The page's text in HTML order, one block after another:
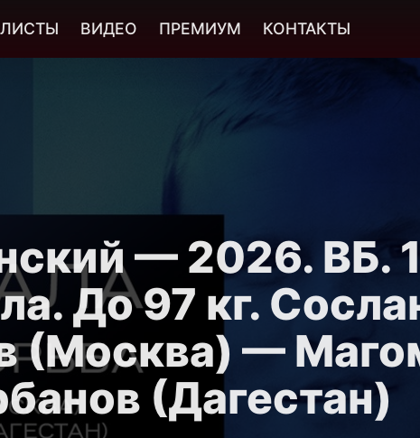
— 2026. ВБ.
До 97 кг.
(Москва) —
(Дагестан)
ВИДЕО ПРЕМИУМ КОНТАКТЫ